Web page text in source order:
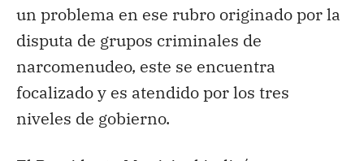
un problema en ese rubro originado por la
disputa de grupos criminales de
narcomenudeo, este se encuentra
focalizado y es atendido por los tres
niveles de gobierno.